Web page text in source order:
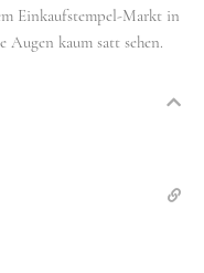
Einkaufstempel-Markt in
Augen kaum satt sehen.